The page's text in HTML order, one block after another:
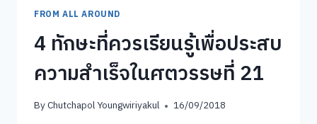
FROM ALL AROUND
4 ทักษะที่ควรเรียนรู้เพื่อประสบ
ความสำเร็จในศตวรรษที่ 21
ByChutchapol Youngwiriyakul 16/09/2018